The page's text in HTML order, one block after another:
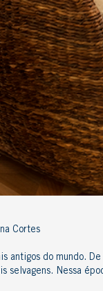
Cortes
antigos do mundo.
selvagens. Nessa